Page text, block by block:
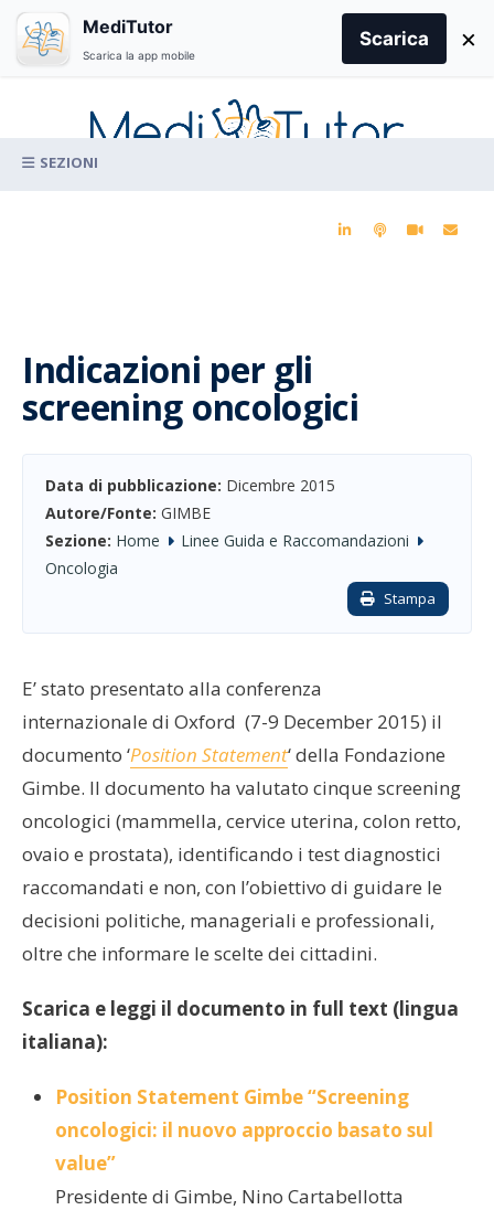
content
Indicazioni per gli
screening oncologici
Data di pubblicazione: Dicembre 2015
Autore/Fonte: GIMBE
Sezione: Home
Linee Guida e Raccomandazioni
Oncologia
Stampa
E’ stato presentato alla conferenza
internazionale di Oxford (7-9 December 2015) il
documento ‘Position Statement‘ della Fondazione
Gimbe. Il documento ha valutato cinque screening
oncologici (mammella, cervice uterina, colon retto,
ovaio e prostata), identificando i test diagnostici
raccomandati e non, con l’obiettivo di guidare le
decisioni politiche, manageriali e professionali,
oltre che informare le scelte dei cittadini.
Scarica e leggi il documento in full text (lingua
italiana):
Position Statement Gimbe “Screening
oncologici: il nuovo approccio basato sul
value”
Presidente di Gimbe, Nino Cartabellotta
for:
MediTutor
Scarica la app mobile
Scarica ×